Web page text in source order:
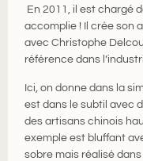
En 2011, il est chargé
accomplie ! Il crée son
avec Christophe
référence dans
Ici, on donne dans la
est dans le subtil avec
des artisans chinois
exemple est bluffant
sobre mais réalisé